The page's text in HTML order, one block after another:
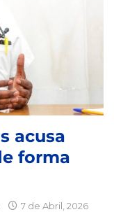
acusa
forma
7 de Abril, 2026